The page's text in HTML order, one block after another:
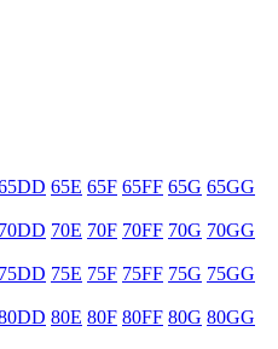
65E 65F 65FF 65G 65GG
70DD 70E 70F 70FF 70G 70GG
75DD 75E 75F 75FF 75G 75GG
80E 80F 80FF 80G 80GG